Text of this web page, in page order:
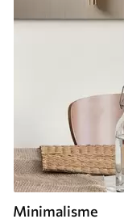
Minimalisme